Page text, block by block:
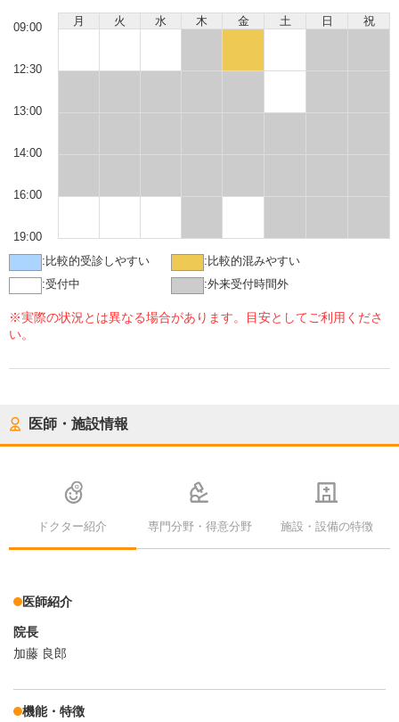
月 火 水 木 金 土 日 祝
09:00
12:30
13:00
14:00
16:00
19:00
: 比較的受診しやすい : 比較的混みやすい
:受付中 :外来受付時間外
※実際の状況とは異なる場合があります。目安としてご利用くださ
い。
医師・施設情報
ドクター紹介 専門分野・得意分野 施設・設備の特徴
医師紹介
院長
加藤 良郎
機能・特徴